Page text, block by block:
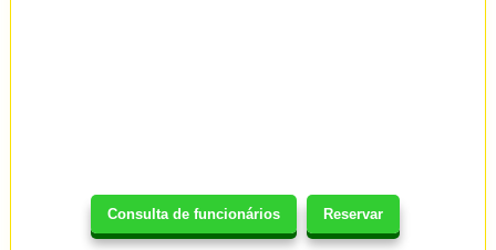
Consulta de funcionários Reservar